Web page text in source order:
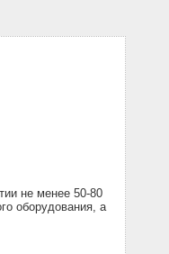
не менее 50-80
оборудования, а